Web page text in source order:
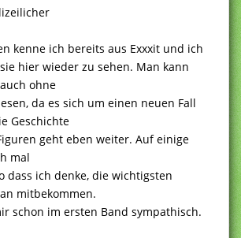
kenne ich bereits aus Exxxit und ich
hier wieder zu sehen. Man kann
ohne
da es sich um einen neuen Fall
Geschichte
geht eben weiter. Auf einige
mal
dass ich denke, die wichtigsten
mitbekommen.
schon im ersten Band sympathisch.